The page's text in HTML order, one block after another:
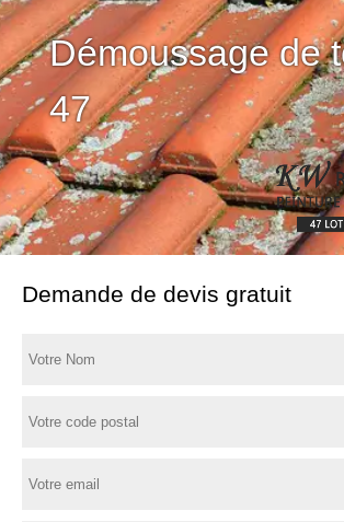
Démoussage de
47
Demande de devis gratuit